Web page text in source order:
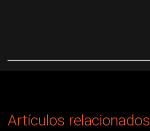
Artículos relacionados